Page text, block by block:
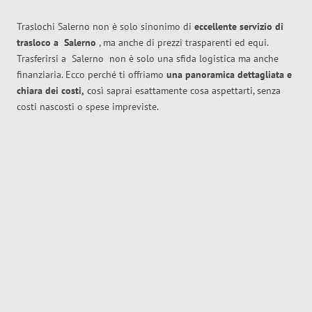
Traslochi Salerno non è solo sinonimo di eccellente servizio di
trasloco a Salerno , ma anche di prezzi trasparenti ed equi.
Trasferirsi a Salerno non è solo una sfida logistica ma anche
finanziaria. Ecco perché ti offriamo una panoramica dettagliata e
chiara dei costi, così saprai esattamente cosa aspettarti, senza
costi nascosti o spese impreviste.